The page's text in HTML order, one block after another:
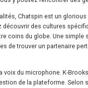
Chatspin est un
des cultures
coins du globe. Une simple
de trouver un partenaire
du microphone. K-
de la plateforme. Selon